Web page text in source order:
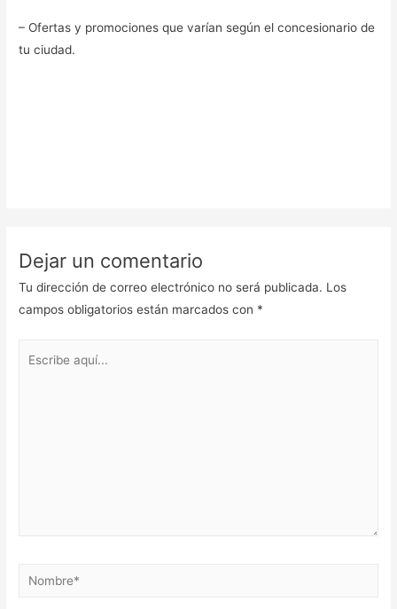
– Ofertas y promociones que varían según el concesionario de
tu ciudad.
Dejar un comentario
Tu dirección de correo electrónico no será publicada. Los
campos obligatorios están marcados con *
Nombre*